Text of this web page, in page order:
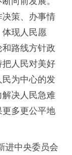
策、办事情
现人民愿
路线方针政
人民对美好
为中心的发
决人民急难
多更公平地
进中央委员会